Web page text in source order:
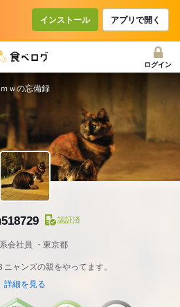
インストール アプリで開く
ログイン
認証済
会社員 東京都
ャンズの親をやってます。
詳細を見る
ｍｗの忘備録